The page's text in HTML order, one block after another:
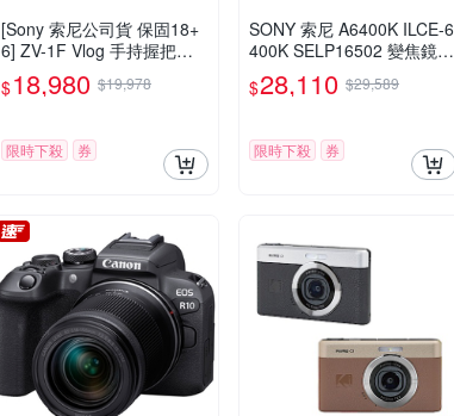
[Sony 索尼公司貨 保固18+
6] ZV-1F Vlog 手持握把組
合相機 (網紅新手/生活隨拍)
$18,980 $19,978
限時下殺 券
SONY 索尼 A6400K ILCE-6
400K SELP16502 變焦鏡
組--公司貨
$28,110 $29,589
限時下殺 券